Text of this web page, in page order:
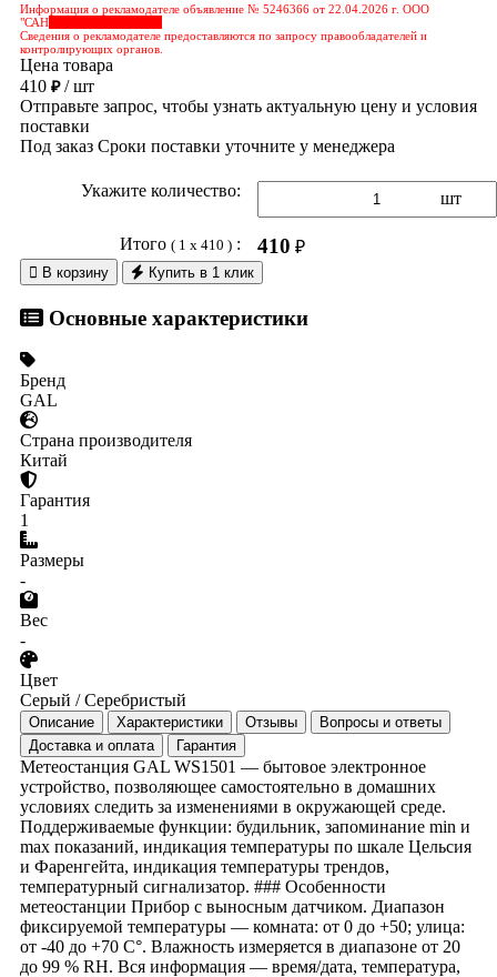
Информация о рекламодателе объявление № 5246366 от 22.04.2026 г. ООО
"САН
Сведения о рекламодателе предоставляются по запросу правообладателей и
контролирующих органов.
Цена товара
410 ₽/ шт
Отправьте запрос, чтобы узнать актуальную цену и условия
поставки
Под заказ Сроки поставки уточните у менеджера
Укажите количество: шт
Итого ( 1 x 410 ): 410 ₽
 В корзину Купить в 1 клик
Основные характеристики
Бренд
GAL
Страна производителя
Китай
Гарантия
1
Размеры
-
Вес
-
Цвет
Серый / Серебристый
Описание Характеристики Отзывы
Вопросы и ответы
Доставка и оплата
Гарантия
Метеостанция GAL WS1501 ― бытовое электронное
устройство, позволяющее самостоятельно в домашних
условиях следить за изменениями в окружающей среде.
Поддерживаемые функции: будильник, запоминание min и
max показаний, индикация температуры по шкале Цельсия
и Фаренгейта, индикация температуры трендов,
температурный сигнализатор. ### Особенности
метеостанции Прибор с выносным датчиком. Диапазон
фиксируемой температуры ― комната: от 0 до +50; улица:
от -40 до +70 С°. Влажность измеряется в диапазоне от 20
до 99 % RH. Вся информация ― время/дата, температура,